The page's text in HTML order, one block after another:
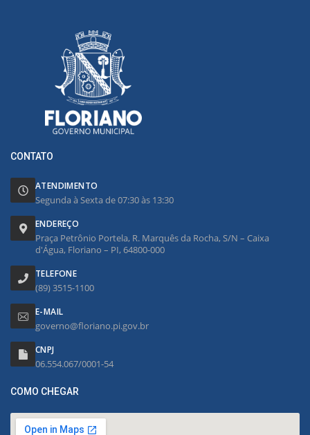
CONTATO
ATENDIMENTO
Segunda à Sexta de 07:30 às 13:30
ENDEREÇO
Praça Petrônio Portela, R. Marquês da Rocha, S/N – Caixa
d'Água, Floriano – PI, 64800-000
TELEFONE
(89) 3515-1100
E-MAIL
governo@floriano.pi.gov.br
CNPJ
06.554.067/0001-54
COMO CHEGAR